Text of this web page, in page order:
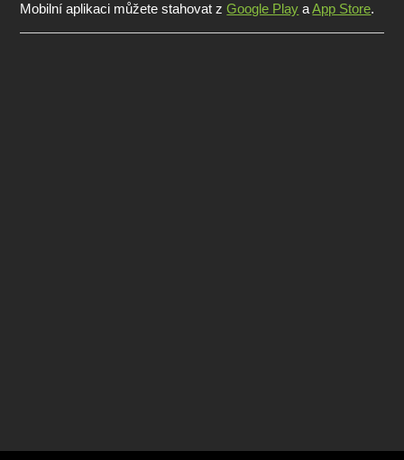
Mobilní aplikaci můžete stahovat zGoogle Play aApp Store.